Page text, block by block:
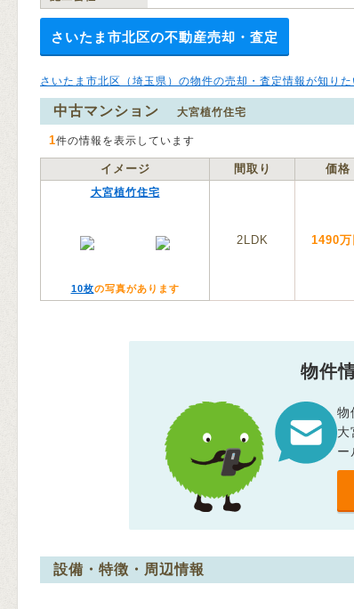
さいたま市北区の不動産売却・査定
さいたま市北区（埼玉県）の物件の売却・査定情報が知りた
中古マンション 大宮植竹住宅
1件の情報を表示しています
イメージ 間取り 価格
大宮植竹住宅
10枚の写真があります
2LDK 1490万
物件
物
大
ー
設備・特徴・周辺情報